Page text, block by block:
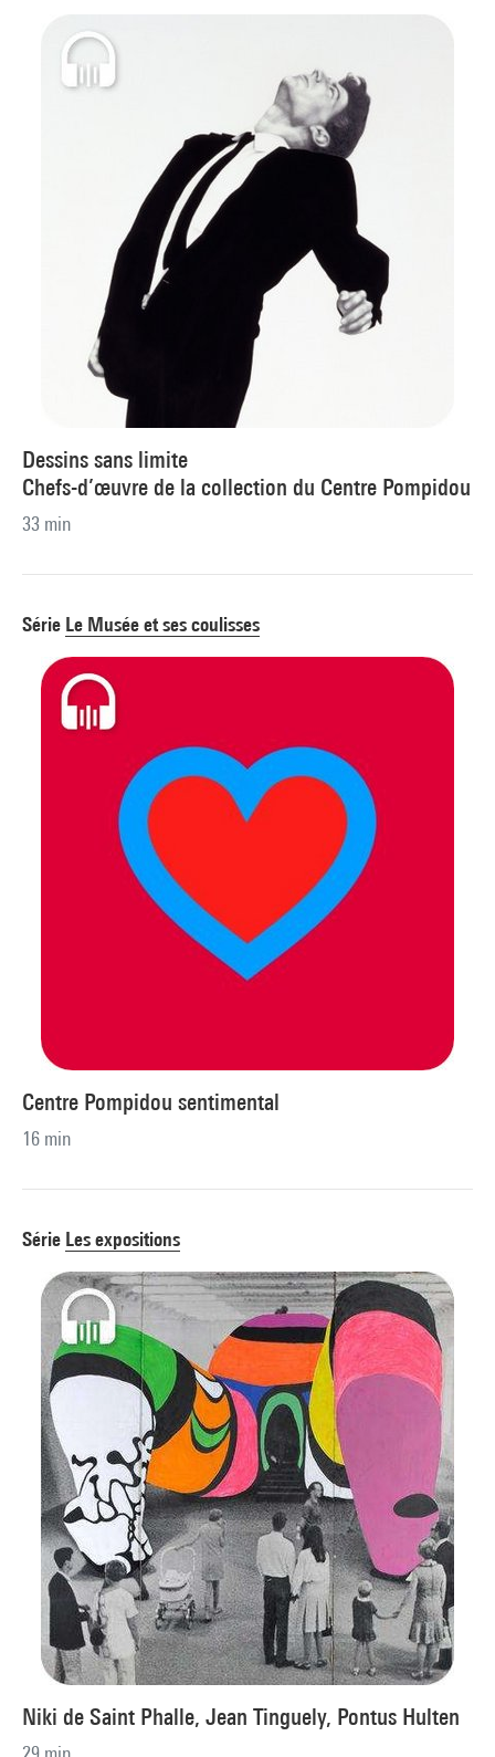
Dessins sans limite
Chefs-d’œuvre de la collection du Centre Pompidou
33 min
Série Le Musée et ses coulisses
Centre Pompidou sentimental
16 min
Série Les expositions
Niki de Saint Phalle, Jean Tinguely, Pontus Hulten